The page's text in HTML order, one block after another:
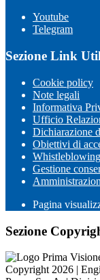
Youtube
Telegram
Sezione Link
Cookie policy
Note legali
Informativa
Ufficio
Dichiarazione
Obiettivi di
Whistleblowing
Gestione
Pagina
Sezione
Copyright 2026 |